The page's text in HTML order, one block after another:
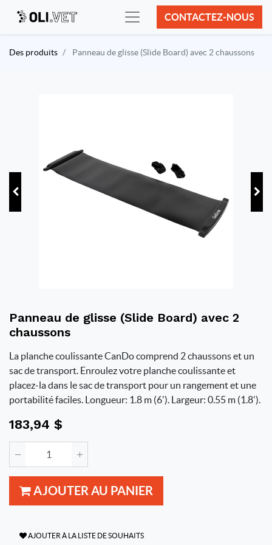
CONTACTEZ-NOUS
Des produits Panneau de glisse (Slide Board) avec 2 chaussons
Panneau de glisse (Slide Board) avec 2
chaussons
La planche coulissante CanDo comprend 2 chaussons et un
sac de transport. Enroulez votre planche coulissante et
placez-la dans le sac de transport pour un rangement et une
portabilité faciles. Longueur: 1.8 m (6'). Largeur: 0.55 m (1.8').
183,94 $
AJOUTER AU PANIER
AJOUTER À LA LISTE DE SOUHAITS